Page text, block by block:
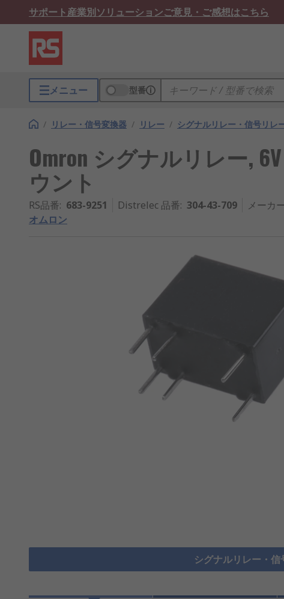
サポート産業別ソリューションご意見・ご感想はこちら
メニュー 型番
/ リレー・信号変換器 / リレー / シグナルリレー・信号リレ
Omron シグナルリレー, 6V
ウント
RS品番: 683-9251 Distrelec 品番: 304-43-709 メーカ
オムロン
シグナルリレー・